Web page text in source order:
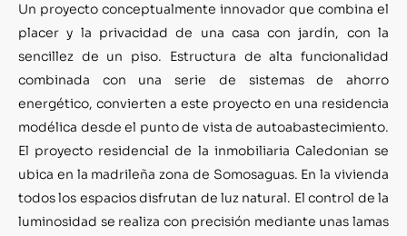
Un proyecto conceptualmente innovador que combina el
placer y la privacidad de una casa con jardín, con la
sencillez de un piso. Estructura de alta funcionalidad
combinada con una serie de sistemas de ahorro
energético, convierten a este proyecto en una residencia
modélica desde el punto de vista de autoabastecimiento.
El proyecto residencial de la inmobiliaria Caledonian se
ubica en la madrileña zona de Somosaguas. En la vivienda
todos los espacios disfrutan de luz natural. El control de la
luminosidad se realiza con precisión mediante unas lamas